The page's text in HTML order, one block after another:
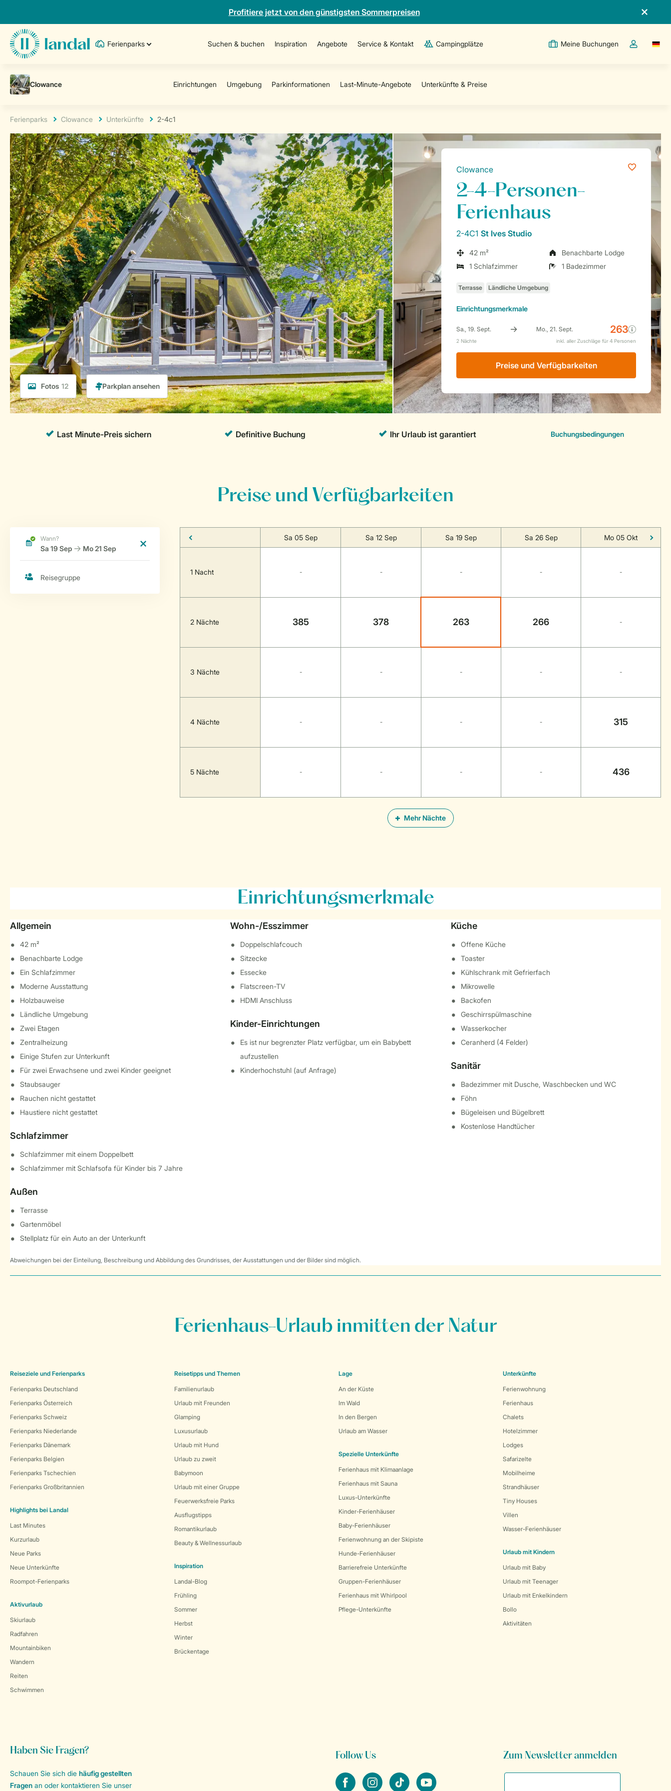
Profitiere jetzt von den günstigsten Sommerpreisen
Ferienparks Suchen & buchen Inspiration Angebote Service & Kontakt Campingplätze Meine Buchungen
Dropdown-
Ferienparks Clowance Unterkünfte 2-4c1
Fotos 12
Clowance
2-4-Personen-
Ferienhaus
2-4C1 St Ives Studio
42 m²
Benachbarte Lodge
1 Schlafzimmer
1 Badezimmer
Einrichtungsmerkmale
Preise und Verfügbarkeiten
Preise und Verfügbarkeiten
Mehr Nächte
Sa 05 Sep Sa 12 Sep Sa 19 Sep Sa 26 Sep Mo 05 Okt
1 Nacht - - - - -
2 Nächte 385 378 263 266 -
3 Nächte - - - - -
4 Nächte - - - - 315
5 Nächte - - - - 436
Einrichtungsmerkmale
Allgemein
42 m²
Benachbarte Lodge
Ein Schlafzimmer
Moderne Ausstattung
Holzbauweise
Ländliche Umgebung
Zwei Etagen
Zentralheizung
Einige Stufen zur Unterkunft
Für zwei Erwachsene und zwei Kinder geeignet
Staubsauger
Rauchen nicht gestattet
Haustiere nicht gestattet
Schlafzimmer
Schlafzimmer mit einem Doppelbett
Schlafzimmer mit Schlafsofa für Kinder bis 7 Jahre
Außen
Terrasse
Gartenmöbel
Stellplatz für ein Auto an der Unterkunft
Wohn-/Esszimmer
Doppelschlafcouch
Sitzecke
Essecke
Flatscreen-TV
HDMI Anschluss
Kinder-Einrichtungen
Es ist nur begrenzter Platz verfügbar, um ein Babybett
aufzustellen
Kinderhochstuhl (auf Anfrage)
Küche
Offene Küche
Toaster
Kühlschrank mit Gefrierfach
Mikrowelle
Backofen
Geschirrspülmaschine
Wasserkocher
Ceranherd (4 Felder)
Sanitär
Badezimmer mit Dusche, Waschbecken und WC
Föhn
Bügeleisen und Bügelbrett
Kostenlose Handtücher
Abweichungen bei der Einteilung, Beschreibung und Abbildung des Grundrisses, der Ausstattungen und der Bilder sind möglich.
Ferienhaus-Urlaub inmitten der Natur
Reiseziele und Ferienparks
Ferienparks Deutschland
Ferienparks Österreich
Ferienparks Schweiz
Ferienparks Niederlande
Ferienparks Dänemark
Ferienparks Belgien
Ferienparks Tschechien
Ferienparks Großbritannien
Highlights bei Landal
Last Minutes
Kurzurlaub
Neue Parks
Neue Unterkünfte
Roompot-Ferienparks
Aktivurlaub
Skiurlaub
Radfahren
Mountainbiken
Wandern
Reiten
Schwimmen
Reisetipps und Themen
Familienurlaub
Urlaub mit Freunden
Glamping
Luxusurlaub
Urlaub mit Hund
Urlaub zu zweit
Babymoon
Urlaub mit einer Gruppe
Feuerwerksfreie Parks
Ausflugstipps
Romantikurlaub
Beauty & Wellnessurlaub
Inspiration
Landal-Blog
Frühling
Sommer
Herbst
Winter
Brückentage
Lage
An der Küste
Im Wald
In den Bergen
Urlaub am Wasser
Spezielle Unterkünfte
Ferienhaus mit Klimaanlage
Ferienhaus mit Sauna
Luxus-Unterkünfte
Kinder-Ferienhäuser
Baby-Ferienhäuser
Ferienwohnung an der Skipiste
Hunde-Ferienhäuser
Barrierefreie Unterkünfte
Gruppen-Ferienhäuser
Ferienhaus mit Whirlpool
Pflege-Unterkünfte
Unterkünfte
Ferienwohnung
Ferienhaus
Chalets
Hotelzimmer
Lodges
Safarizelte
Mobilheime
Strandhäuser
Tiny Houses
Villen
Wasser-Ferienhäuser
Urlaub mit Kindern
Urlaub mit Baby
Urlaub mit Teenager
Urlaub mit Enkelkindern
Bollo
Aktivitäten
Haben Sie Fragen?
Schauen Sie sich die häufig gestellten
Fragen an oder kontaktieren Sie unser
Follow Us
facebookinstagramtiktok youtube
Zum Newsletter anmelden